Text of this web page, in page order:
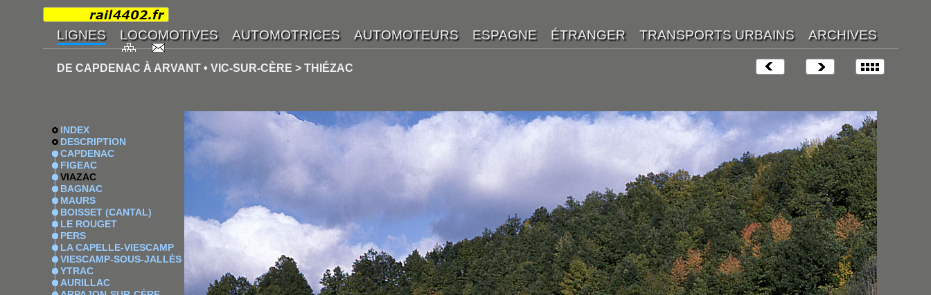
DE CAPDENAC À ARVANT • VIC-SUR-CÈRE > THIÉZAC
INDEX
DESCRIPTION
CAPDENAC
FIGEAC
VIAZAC
BAGNAC
MAURS
BOISSET (CANTAL)
LE ROUGET
PERS
LA CAPELLE-VIESCAMP
VIESCAMP-SOUS-JALLÈS
YTRAC
AURILLAC